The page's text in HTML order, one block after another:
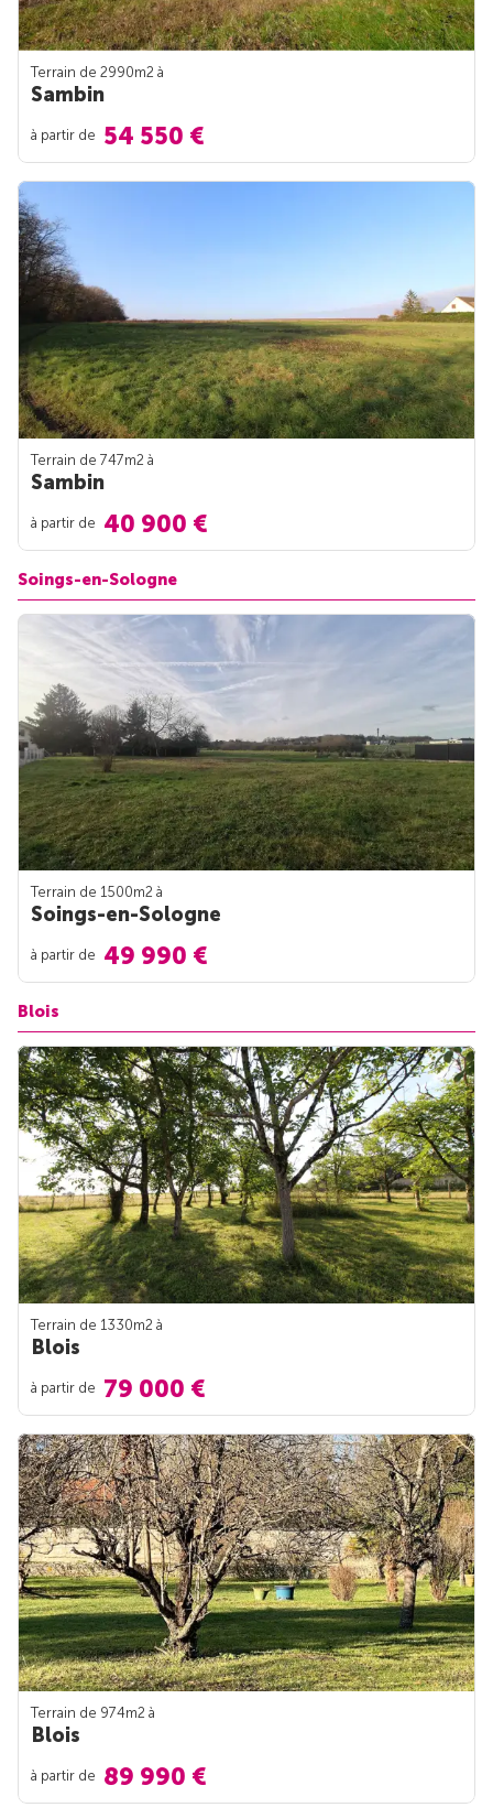
Terrain de 2990m2 à
Sambin
à partir de 54 550 €
Terrain de 747m2 à
Sambin
à partir de 40 900 €
Soings-en-Sologne
Terrain de 1500m2 à
Soings-en-Sologne
à partir de 49 990 €
Blois
Terrain de 1330m2 à
Blois
à partir de 79 000 €
Terrain de 974m2 à
Blois
à partir de 89 990 €